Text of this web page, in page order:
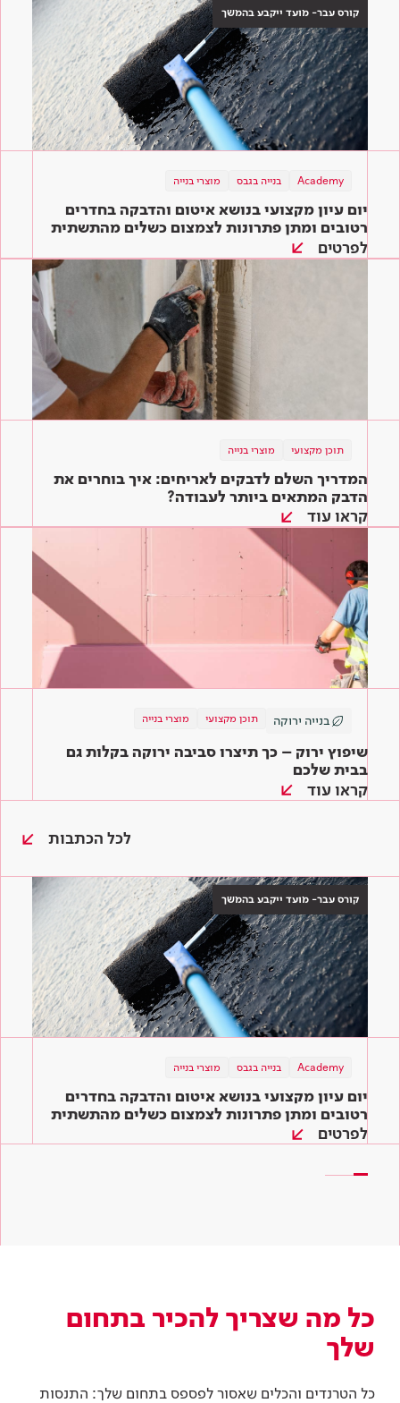
קורס עבר- מועד ייקבע בהמשך
Academy בנייה בגבס מוצרי בנייה
יום עיון מקצועי בנושא איטום והדבקה בחדרים
רטובים ומתן פתרונות לצמצום כשלים מהתשתית
ועד הגמר
לפרטים
תוכן מקצועי מוצרי בנייה
המדריך השלם לדבקים לאריחים: איך בוחרים את
הדבק המתאים ביותר לעבודה?
קראו עוד
בנייה ירוקה תוכן מקצועי מוצרי בנייה
שיפוץ ירוק – כך תיצרו סביבה ירוקה בקלות גם
בבית שלכם
קראו עוד
לכל הכתבות
קורס עבר- מועד ייקבע בהמשך
Academy בנייה בגבס מוצרי בנייה
יום עיון מקצועי בנושא איטום והדבקה בחדרים
רטובים ומתן פתרונות לצמצום כשלים מהתשתית
ועד הגמר
לפרטים
תוכן מקצועי מוצרי בנייה
המדריך השלם לדבקים לאריחים: איך בוחרים את
הדבק המתאים ביותר לעבודה?
קראו עוד
בנייה ירוקה תוכן מקצועי מוצרי בנייה
שיפוץ ירוק – כך תיצרו סביבה ירוקה בקלות גם
בבית שלכם
קראו עוד
כל מה שצריך להכיר בתחום
שלך
כל הטרנדים והכלים שאסור לפספס בתחום שלך: התנסות